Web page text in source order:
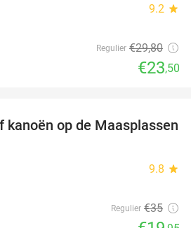
9.2 star
Regulier €29,80
€23,50
43%
kanoën op de Maasplassen
9.8 star
Regulier €35